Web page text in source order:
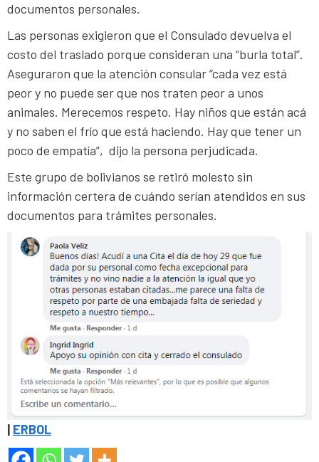
documentos personales.
Las personas exigieron que el Consulado devuelva el
costo del traslado porque consideran una “burla total”.
Aseguraron que la atención consular “cada vez está
peor y no puede ser que nos traten peor a unos
animales. Merecemos respeto. Hay niños que están acá
y no saben el frío que está haciendo. Hay que tener un
poco de empatía”, dijo la persona perjudicada.
Este grupo de bolivianos se retiró molesto sin
información certera de cuándo serían atendidos en sus
documentos para trámites personales.
| ERBOL